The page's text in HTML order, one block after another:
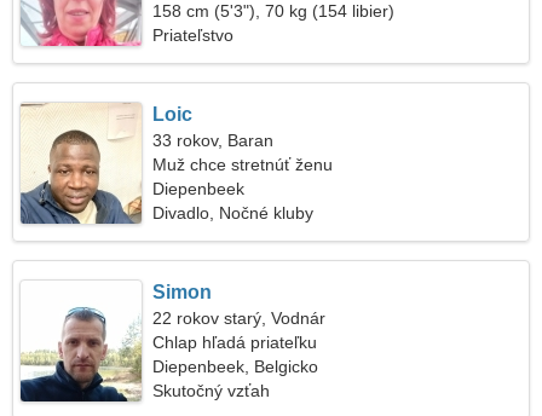
158 cm (5'3"), 70 kg (154 libier)
Priateľstvo
Loic
33 rokov, Baran
Muž chce stretnúť ženu
Diepenbeek
Divadlo, Nočné kluby
Simon
22 rokov starý, Vodnár
Chlap hľadá priateľku
Diepenbeek, Belgicko
Skutočný vzťah